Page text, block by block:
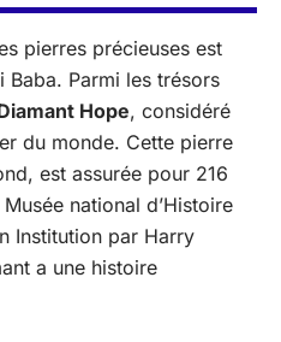
pierres précieuses est
Baba. Parmi les trésors
Hope, considéré
du monde. Cette pierre
est assurée pour 216
national d’Histoire
Institution par Harry
a une histoire